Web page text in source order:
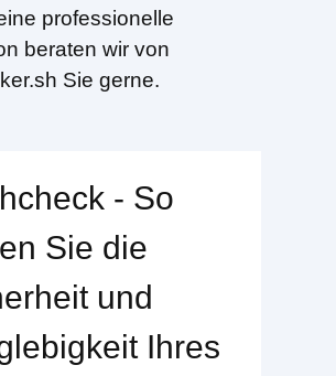
professionelle
beraten wir von
Sie gerne.
- So
Sie die
und
Ihres